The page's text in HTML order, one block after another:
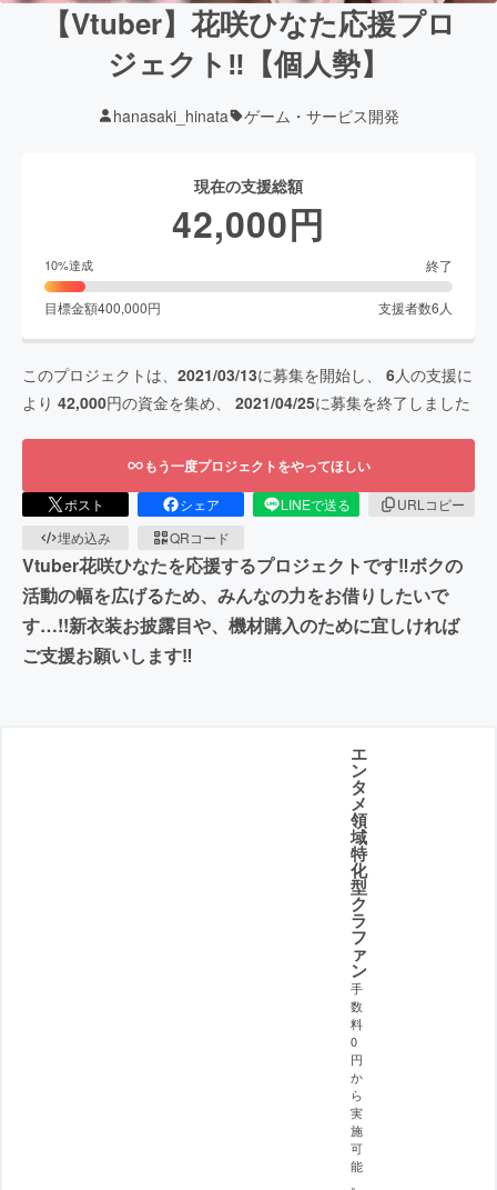
【Vtuber】花咲ひなた応援プロ
ジェクト‼︎【個人勢】
hanasaki_hinata ゲーム・サービス開発
現在の支援総額
42,000円
10%達成 終了
目標金額400,000円 支援者数6 人
このプロジェクトは、 2021/03/13に募集を開始し、 6人の支援に
より 42,000円の資金を集め、 2021/04/25に募集を終了しました
もう一度プロジェクトをやってほしい
ポスト シェア LINEで送る
URLコピー
埋め込み
QRコード
Vtuber花咲ひなたを応援するプロジェクトです‼︎ボクの
活動の幅を広げるため、みんなの力をお借りしたいで
す…!!新衣装お披露目や、機材購入のために宜しければ
ご支援お願いします‼︎
エ
ン
タ
メ
領
域
特
化
型
ク
ラ
フ
ァ
ン
手
数
料
0
円
か
ら
実
施
可
能